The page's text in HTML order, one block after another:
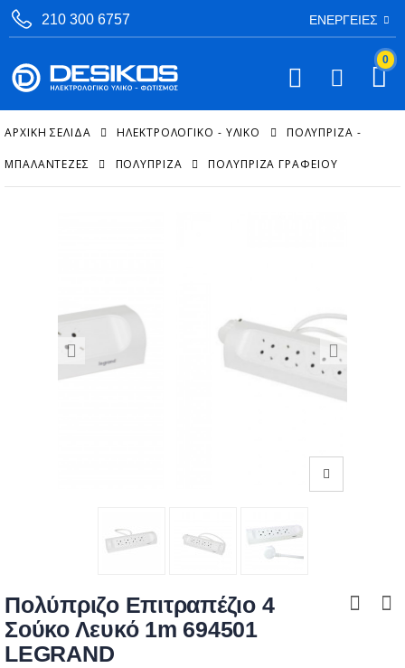
210 300 6757 ΕΝΈΡΓΕΙΕΣ
0
ΑΡΧΙΚΉ ΣΕΛΊΔΑ ΗΛΕΚΤΡΟΛΟΓΙΚΟ - ΥΛΙΚΟ ΠΟΛΎΠΡΙΖΑ -
ΜΠΑΛΑΝΤΈΖΕΣ ΠΟΛΎΠΡΙΖΑ ΠΟΛΎΠΡΙΖΑ ΓΡΑΦΕΊΟΥ
Πολύπριζο Επιτραπέζιο 4
Σούκο Λευκό 1m 694501
LEGRAND